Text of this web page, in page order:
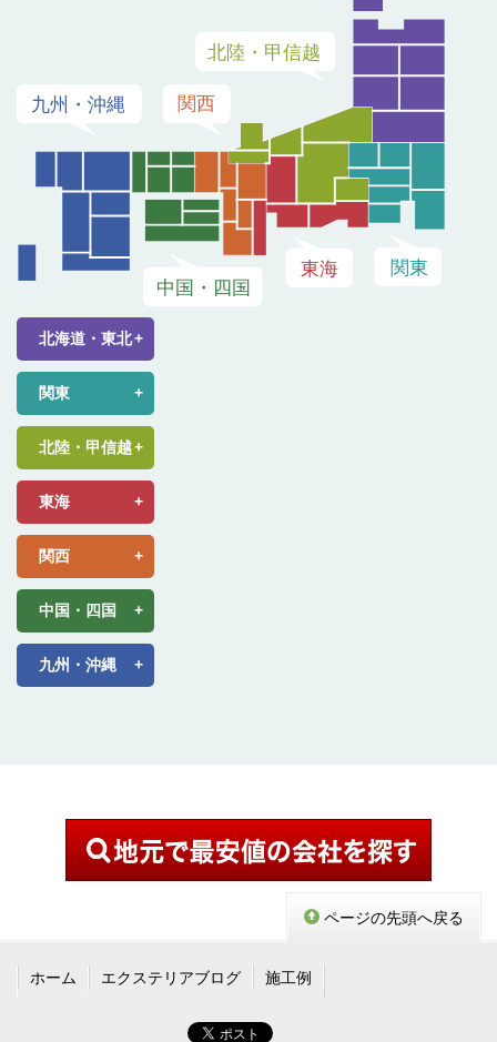
北海道・東北
関東
北陸・甲信越
東海
関西
中国・四国
九州・沖縄
ページの先頭へ戻る
ホーム エクステリアブログ 施工例